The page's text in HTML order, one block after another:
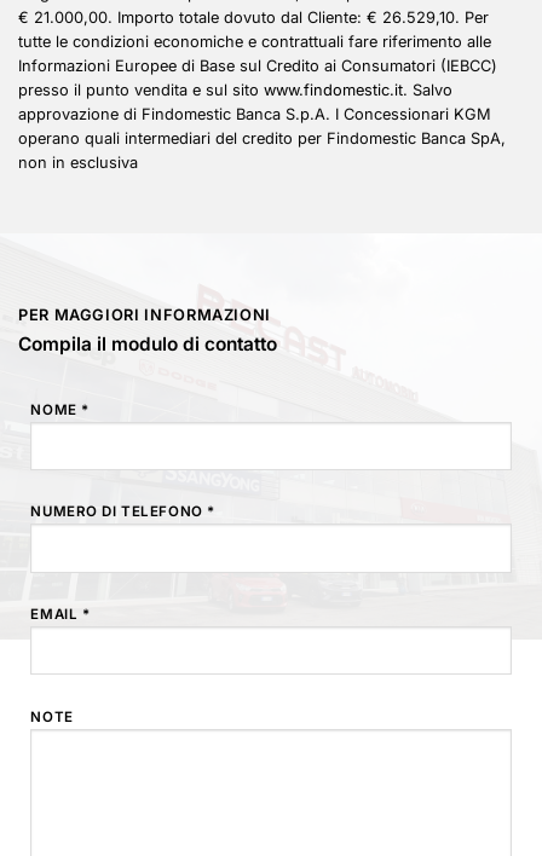
€ 21.000,00. Importo totale dovuto dal Cliente: € 26.529,10. Per
tutte le condizioni economiche e contrattuali fare riferimento alle
Informazioni Europee di Base sul Credito ai Consumatori (IEBCC)
presso il punto vendita e sul sito www.findomestic.it. Salvo
approvazione di Findomestic Banca S.p.A. I Concessionari KGM
operano quali intermediari del credito per Findomestic Banca SpA,
non in esclusiva
PER MAGGIORI INFORMAZIONI
Compila il modulo di contatto
NOME *
NUMERO DI TELEFONO *
EMAIL *
NOTE